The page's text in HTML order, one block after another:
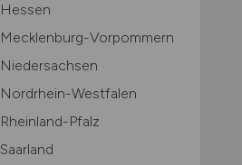
Hessen
Mecklenburg-Vorpommern
Niedersachsen
Nordrhein-Westfalen
Rheinland-Pfalz
Saarland